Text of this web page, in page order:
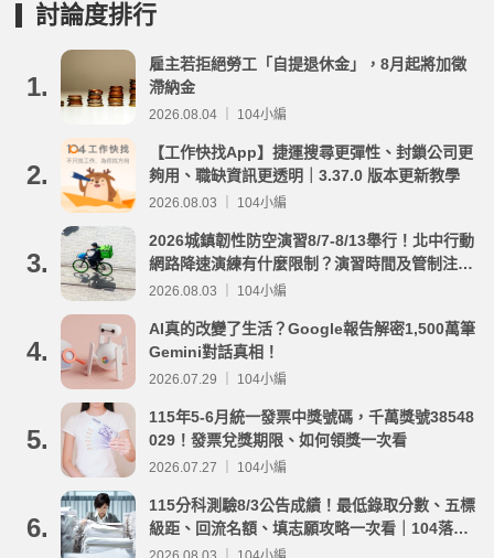
討論度排行
1.
雇主若拒絕勞工「自提退休金」，8月起將加徵
滯納金
2026.08.04 ｜ 104小編
2.
【工作快找App】捷運搜尋更彈性、封鎖公司更
夠用、職缺資訊更透明｜3.37.0 版本更新教學
2026.08.03 ｜ 104小編
3.
2026城鎮韌性防空演習8/7-8/13舉行！北中行動
網路降速演練有什麼限制？演習時間及管制注意
事項整理
2026.08.03 ｜ 104小編
4.
AI真的改變了生活？Google報告解密1,500萬筆
Gemini對話真相！
2026.07.29 ｜ 104小編
5.
115年5-6月統一發票中獎號碼，千萬獎號38548
029！發票兌獎期限、如何領獎一次看
2026.07.27 ｜ 104小編
6.
115分科測驗8/3公告成績！最低錄取分數、五標
級距、回流名額、填志願攻略一次看｜104落點
分析